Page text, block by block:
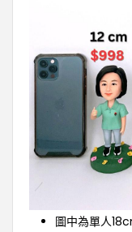
圖中為單人